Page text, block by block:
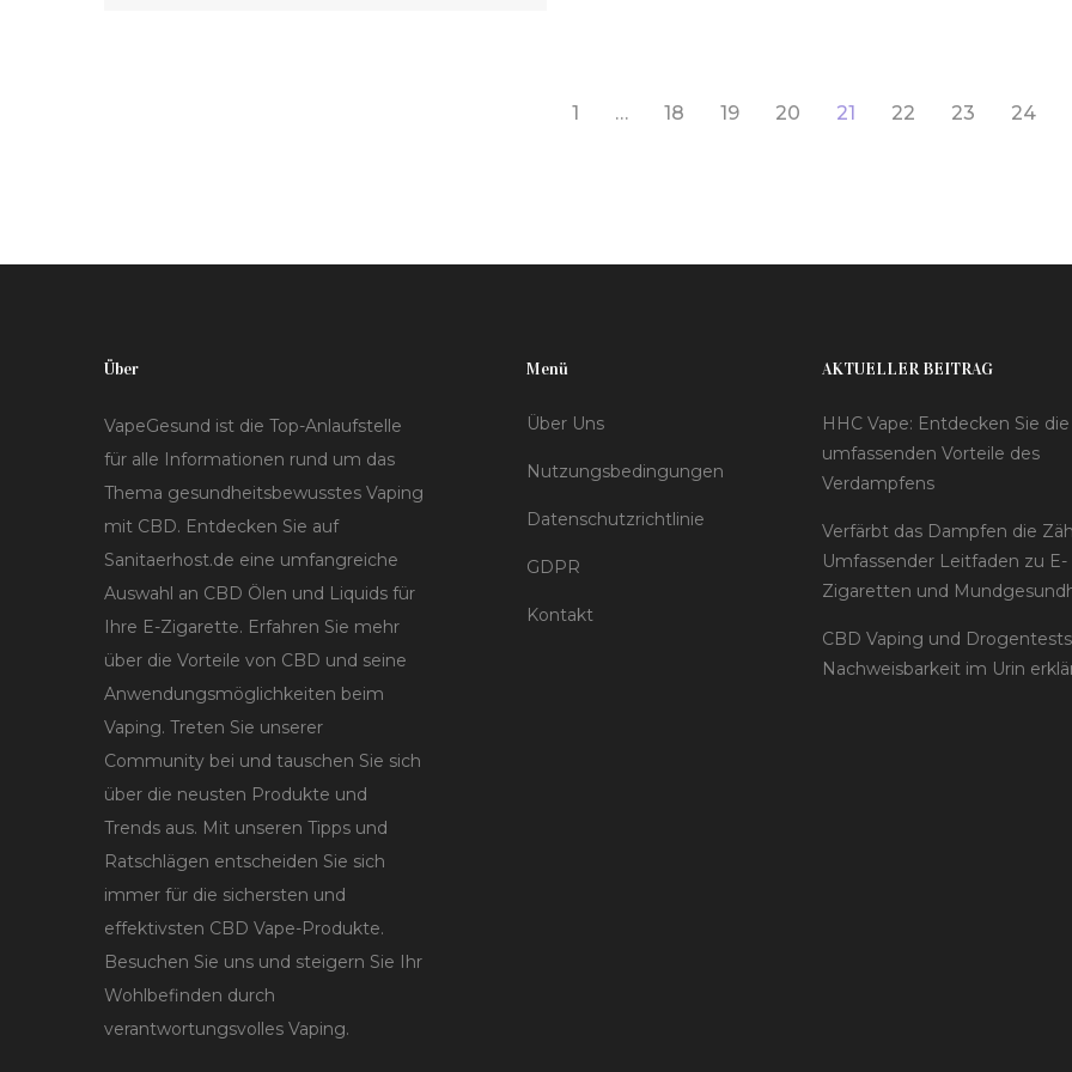
1 … 18 19 20 21 22 23 24
Über
VapeGesund ist die Top-Anlaufstelle
für alle Informationen rund um das
Thema gesundheitsbewusstes Vaping
mit CBD. Entdecken Sie auf
Sanitaerhost.de eine umfangreiche
Auswahl an CBD Ölen und Liquids für
Ihre E-Zigarette. Erfahren Sie mehr
über die Vorteile von CBD und seine
Anwendungsmöglichkeiten beim
Vaping. Treten Sie unserer
Community bei und tauschen Sie sich
über die neusten Produkte und
Trends aus. Mit unseren Tipps und
Ratschlägen entscheiden Sie sich
immer für die sichersten und
effektivsten CBD Vape-Produkte.
Besuchen Sie uns und steigern Sie Ihr
Wohlbefinden durch
verantwortungsvolles Vaping.
Menü
Über Uns
Nutzungsbedingungen
Datenschutzrichtlinie
GDPR
Kontakt
AKTUELLER BEITRAG
HHC Vape: Entdecken Sie die
umfassenden Vorteile des
Verdampfens
Verfärbt das Dampfen die
Umfassender Leitfaden zu E-
Zigaretten und
CBD Vaping und
Nachweisbarkeit im Urin